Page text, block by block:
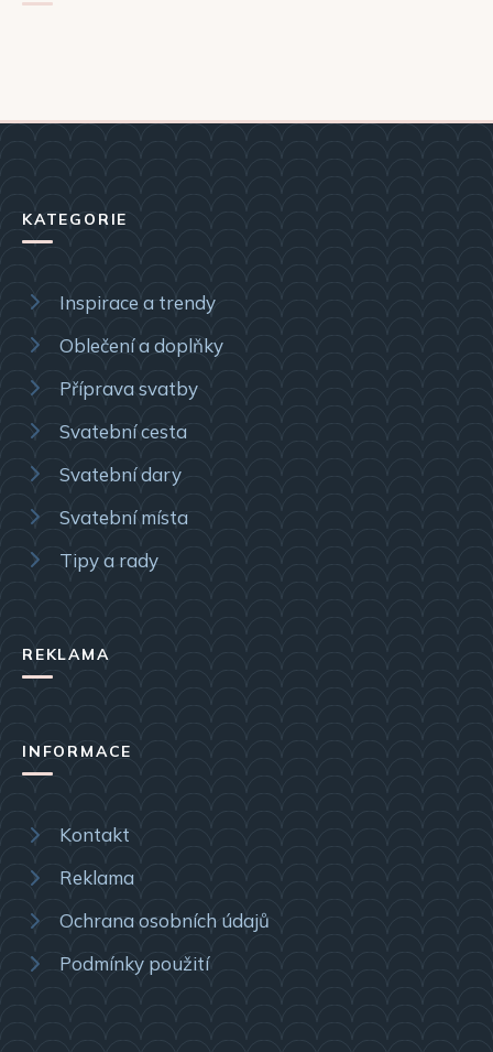
KATEGORIE
Inspirace a trendy
Oblečení a doplňky
Příprava svatby
Svatební cesta
Svatební dary
Svatební místa
Tipy a rady
REKLAMA
INFORMACE
Kontakt
Reklama
Ochrana osobních údajů
Podmínky použití